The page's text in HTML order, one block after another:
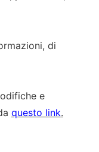
di
e
questo link.